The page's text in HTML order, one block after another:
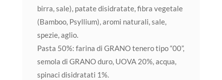
birra, sale), patate disidratate, fibra vegetale
(Bamboo, Psyllium), aromi naturali, sale,
spezie, aglio.
Pasta 50%: farina di GRANO tenero tipo “00”,
semola di GRANO duro, UOVA 20%, acqua,
spinaci disidratati 1%.